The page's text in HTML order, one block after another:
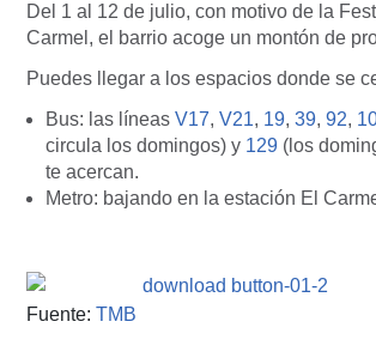
Del 1 al 12 de julio, con motivo de la
Carmel, el barrio acoge un montón de
Puedes llegar a los espacios donde se
Bus: las líneas V17, V21, 19, 39, 92,
circula los domingos) y 129 (los
te acercan.
Metro: bajando en la estación El
Fuente: TMB